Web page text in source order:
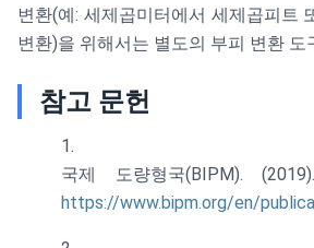
변환(예: 세제곱미터에서 세제곱피트
변환)을 위해서는 별도의 부피 변환 도
참고 문헌
국제 도량형국(BIPM).
https://www.bipm.org/en/